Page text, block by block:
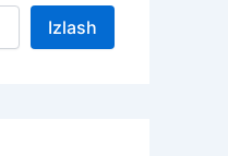
Izlash